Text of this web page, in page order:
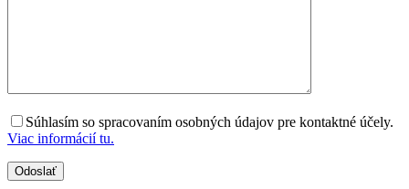
Súhlasím so spracovaním osobných údajov pre kontaktné účely.
Viac informácií tu.